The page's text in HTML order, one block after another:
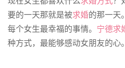
要的一天那就是被求婚的那一天
每个女生最幸福的事情。 宁德求
种方式，最能够感动女朋友的心。